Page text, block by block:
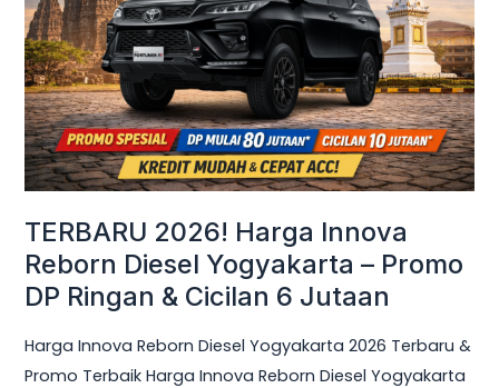
TERBARU 2026! Harga Innova
Reborn Diesel Yogyakarta – Promo
DP Ringan & Cicilan 6 Jutaan
Harga Innova Reborn Diesel Yogyakarta 2026 Terbaru &
Promo Terbaik Harga Innova Reborn Diesel Yogyakarta
Reborn
Diesel
Yogyakarta
–
Promo
DP
&
Cicilan
6